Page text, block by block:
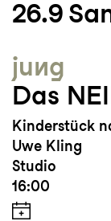
26.9
jung
Das
Kinderstück
Uwe Kling
Studio
16:00